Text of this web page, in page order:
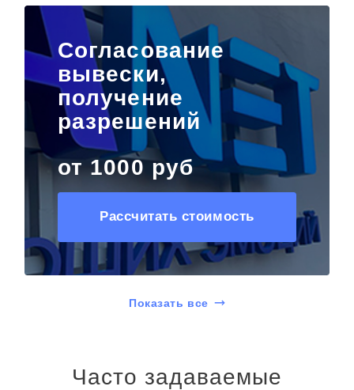
Согласование
вывески,
получение
разрешений
от 1000 руб
Рассчитать стоимость
Показать все
Часто задаваемые